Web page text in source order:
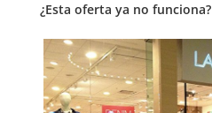
¿Esta oferta ya no funciona?